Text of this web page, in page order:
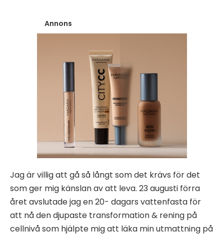
Annons
Jag är villig att gå så långt som det krävs för det
som ger mig känslan av att leva. 23 augusti förra
året avslutade jag en 20- dagars vattenfasta för
att nå den djupaste transformation & rening på
cellnivå som hjälpte mig att läka min utmattning på